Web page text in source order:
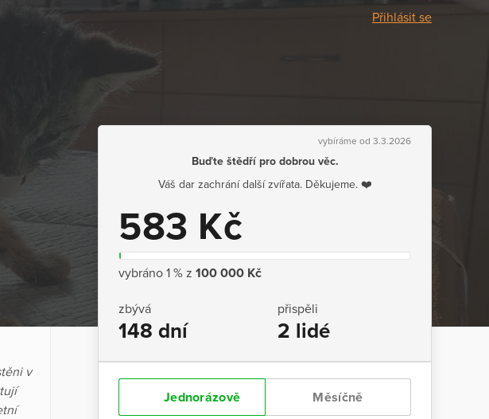
Přihlásit se
vybíráme od 3.3.2026
Buďte štědří pro dobrou věc.
Váš dar zachrání další zvířata. Děkujeme. ❤️
583 Kč
vybráno 1 % z 100 000 Kč
zbývá
148 dní
přispěli
2 lidé
Jednorázově Měsíčně
v